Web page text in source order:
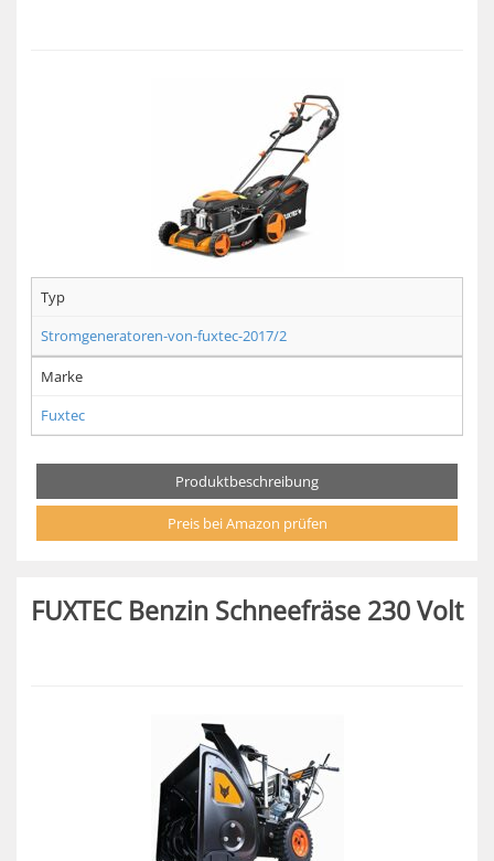
Typ
Stromgeneratoren-von-fuxtec-2017/2
Marke
Fuxtec
Produktbeschreibung
Preis bei Amazon prüfen
FUXTEC Benzin Schneefräse 230 Volt